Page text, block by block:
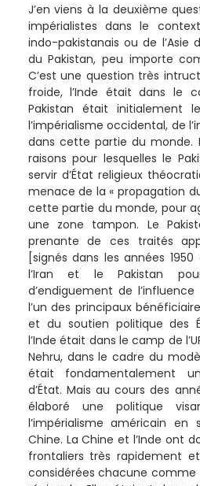
J’en viens à la deuxième
impérialistes dans le
indo-pakistanais ou de l’Asie
du Pakistan, peu importe
C’est une question très
froide, l’Inde était dans le
Pakistan était initialement
l’impérialisme occidental, de
dans cette partie du monde.
raisons pour lesquelles le
servir d’État religieux
menace de la « propagation
cette partie du monde, pour
une zone tampon. Le
prenante de ces traités
[signés dans les années 1950
l’Iran et le Pakistan
d’endiguement de
l’un des principaux
et du soutien politique des
l’Inde était dans le camp de
Nehru, dans le cadre du
était fondamentalement
d’État. Mais au cours des
élaboré une politique
l’impérialisme américain
Chine. La Chine et l’Inde ont
frontaliers très rapidement
considérées chacune comme